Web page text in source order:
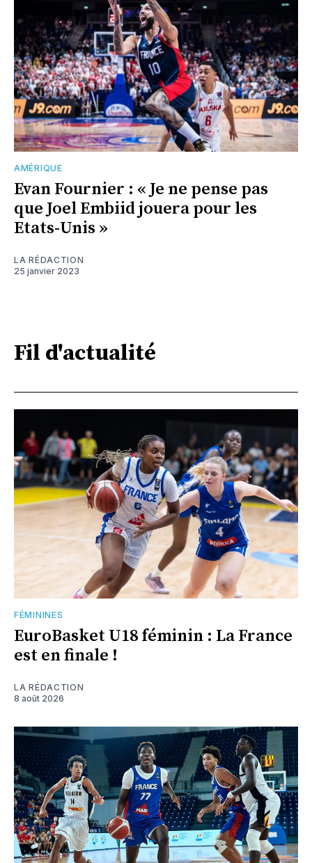
AMÉRIQUE
Evan Fournier : « Je ne pense pas
que Joel Embiid jouera pour les
Etats-Unis »
LA RÉDACTION
25 janvier 2023
Fil d'actualité
FÉMININES
EuroBasket U18 féminin : La France
est en finale !
LA RÉDACTION
8 août 2026